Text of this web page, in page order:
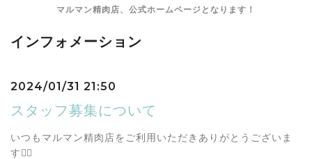
マルマン精肉店、公式ホームページとなります！
インフォメーション
2024/01/31 21:50
スタッフ募集について
いつもマルマン精肉店をご利用いただきありがとうございま
す🙇‍♀️